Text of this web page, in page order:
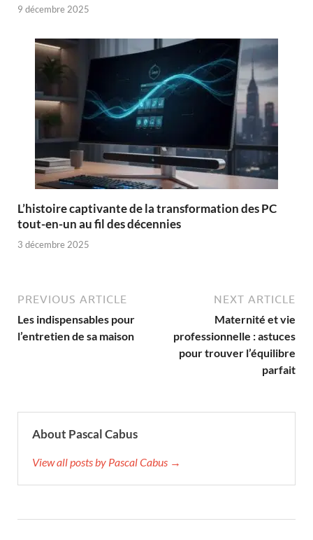
9 décembre 2025
L’histoire captivante de la transformation des PC
tout-en-un au fil des décennies
3 décembre 2025
PREVIOUS ARTICLE
Les indispensables pour
l’entretien de sa maison
NEXT ARTICLE
Maternité et vie
professionnelle : astuces
pour trouver l’équilibre
parfait
About Pascal Cabus
View all posts by Pascal Cabus →